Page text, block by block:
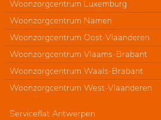
Woonzorgcentrum Luxemburg
Woonzorgcentrum Namen
Woonzorgcentrum Oost-Vlaanderen
Woonzorgcentrum Vlaams-Brabant
Woonzorgcentrum Waals-Brabant
Woonzorgcentrum West-Vlaanderen
Serviceflat Antwerpen